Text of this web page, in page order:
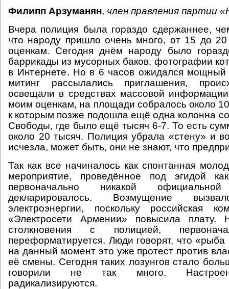
Филипп Арзуманян, член правления партии
Вчера полиция была гораздо сдержаннее,
что народу пришло очень много, от 15 до
оценкам. Сегодня днём народу было
баррикады из мусорных баков, фотографии
в Интернете. Но в 6 часов ожидался
митинг рассылались приглашения,
освещали в средствах массовой
моим оценкам, на площади собралось около
к которым позже подошла ещё одна колонна
Свободы, где было ещё тысяч 6-7. То есть
около 20 тысяч. Полиция убрала «стену» и
исчезла, может быть, они не знают, что
Так как все начиналось как спонтанная
мероприятие, проведённое под эгидой
первоначально никакой
декларировалось. Возмущение
электроэнергии, поскольку российская
«Электросети Армении» повысила плату.
столкновения с полицией,
переформатируется. Люди говорят, что «рыба
на данный момент это уже протест против
её смены. Сегодня таких лозунгов стало
говорили не так много.
радикализируются.